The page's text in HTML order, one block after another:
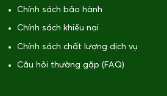
Chính sách bảo hành
Chính sách khiếu nại
Chính sách chất lượng dịch vụ
Câu hỏi thường gặp (FAQ)